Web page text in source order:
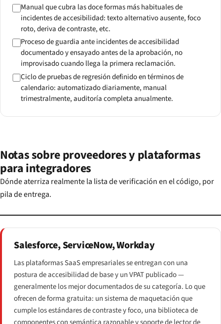
Manual que cubra las doce formas más habituales de
incidentes de accesibilidad: texto alternativo ausente, foco
roto, deriva de contraste, etc.
Proceso de guardia ante incidentes de accesibilidad
documentado y ensayado antes de la aprobación, no
improvisado cuando llega la primera reclamación.
Ciclo de pruebas de regresión definido en términos de
calendario: automatizado diariamente, manual
trimestralmente, auditoría completa anualmente.
Notas sobre proveedores y plataformas
para integradores
Dónde aterriza realmente la lista de verificación en el código, por
pila de entrega.
Salesforce, ServiceNow, Workday
Las plataformas SaaS empresariales se entregan con una
postura de accesibilidad de base y un VPAT publicado —
generalmente los mejor documentados de su categoría. Lo que
ofrecen de forma gratuita: un sistema de maquetación que
cumple los estándares de contraste y foco, una biblioteca de